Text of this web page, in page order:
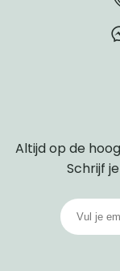
Altijd op de
Schrijf